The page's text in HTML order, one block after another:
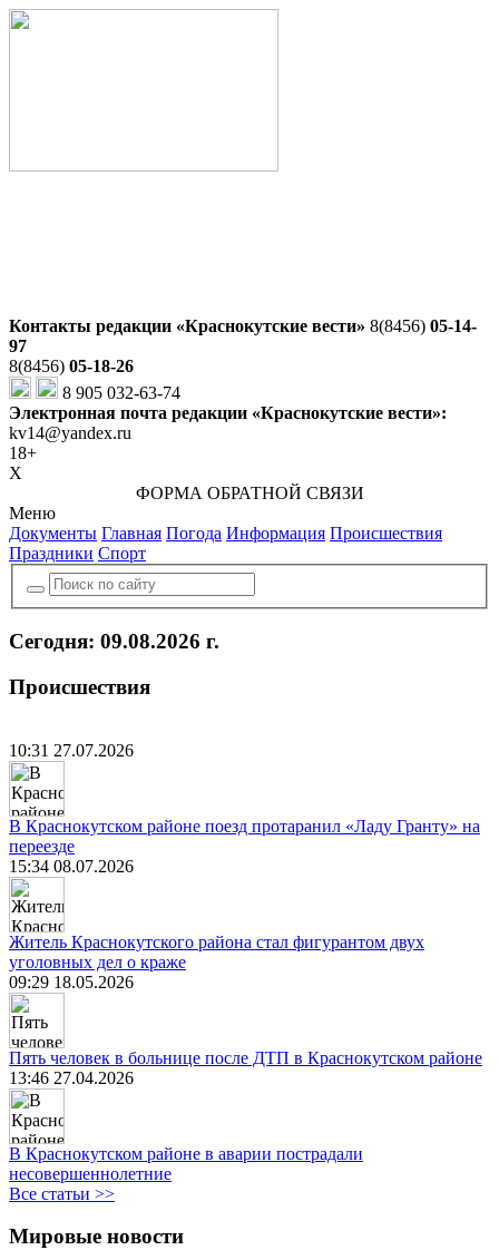
Контакты редакции «Краснокутские вести» 8(8456) 05-14-
97
8(8456) 05-18-26
8 905 032-63-74
Электронная почта редакции «Краснокутские вести»:
kv14@yandex.ru
18+
X
ФОРМА ОБРАТНОЙ СВЯЗИ
Меню
Документы Главная Погода Информация Происшествия
Праздники Спорт
Сегодня: 09.08.2026 г.
Происшествия
10:31 27.07.2026
В Краснокутском районе поезд протаранил «Ладу Гранту» на
переезде
15:34 08.07.2026
Житель Краснокутского района стал фигурантом двух
уголовных дел о краже
09:29 18.05.2026
Пять человек в больнице после ДТП в Краснокутском районе
13:46 27.04.2026
В Краснокутском районе в аварии пострадали
несовершеннолетние
Все статьи >>
Мировые новости